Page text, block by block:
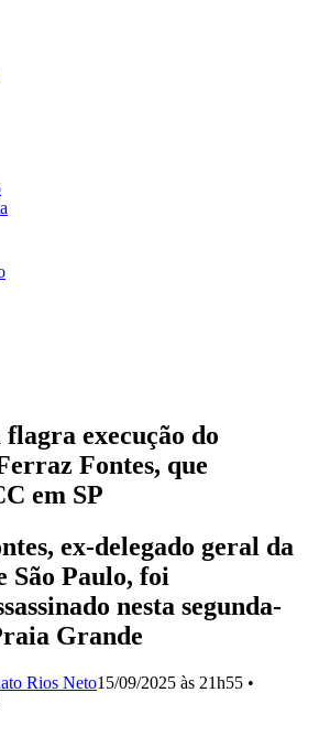
execução do
Fontes, que
em SP
ex-delegado geral da
São Paulo, foi
nesta segunda-
Grande
Rios Neto15/09/2025 às 21h55 •